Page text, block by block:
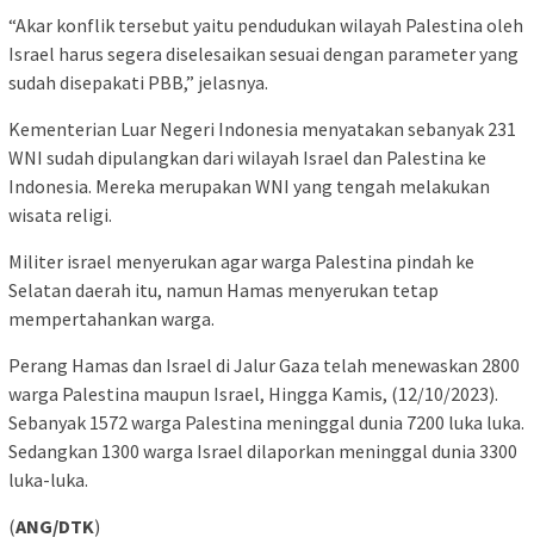
“Akar konflik tersebut yaitu pendudukan wilayah Palestina oleh
Israel harus segera diselesaikan sesuai dengan parameter yang
sudah disepakati PBB,” jelasnya.
Kementerian Luar Negeri Indonesia menyatakan sebanyak 231
WNI sudah dipulangkan dari wilayah Israel dan Palestina ke
Indonesia. Mereka merupakan WNI yang tengah melakukan
wisata religi.
Militer israel menyerukan agar warga Palestina pindah ke
Selatan daerah itu, namun Hamas menyerukan tetap
mempertahankan warga.
Perang Hamas dan Israel di Jalur Gaza telah menewaskan 2800
warga Palestina maupun Israel, Hingga Kamis, (12/10/2023).
Sebanyak 1572 warga Palestina meninggal dunia 7200 luka luka.
Sedangkan 1300 warga Israel dilaporkan meninggal dunia 3300
luka-luka.
(ANG/DTK)